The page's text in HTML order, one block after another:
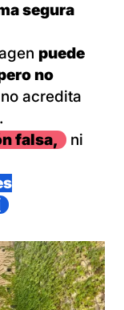
segura
puede
no
acredita
falsa,
ni